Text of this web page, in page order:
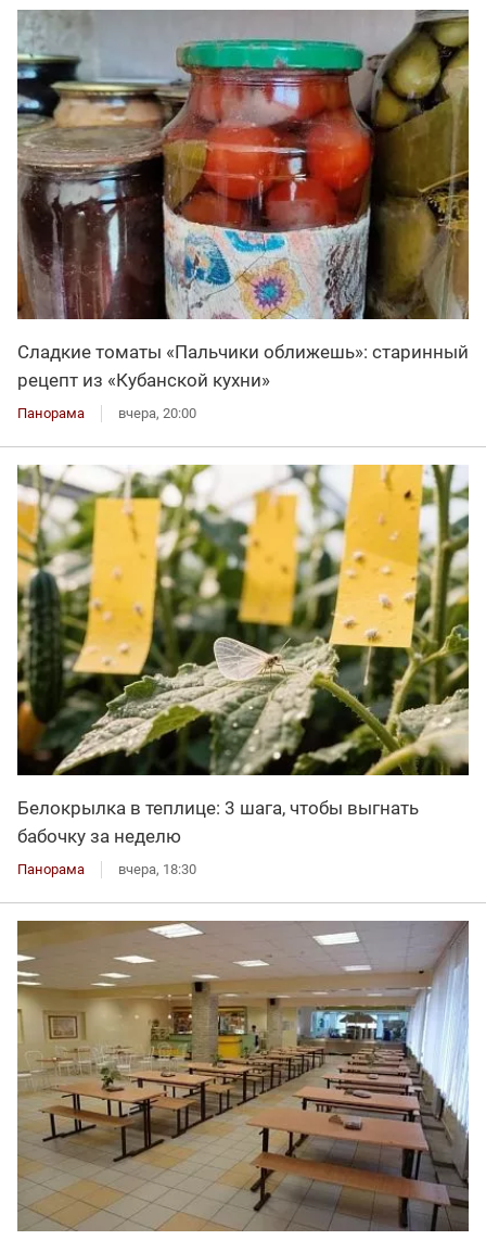
Сладкие томаты «Пальчики оближешь»: старинный
рецепт из «Кубанской кухни»
Панорама вчера, 20:00
Белокрылка в теплице: 3 шага, чтобы выгнать
бабочку за неделю
Панорама вчера, 18:30